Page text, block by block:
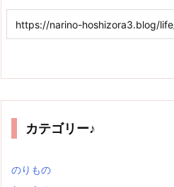
カテゴリー♪
のりもの